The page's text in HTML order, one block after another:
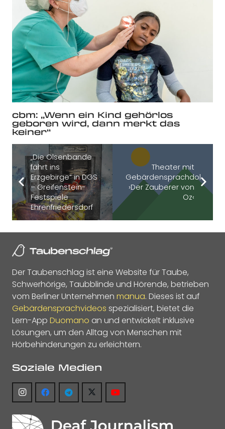
cbm: „Wenn ein Kind gehörlos
geboren wird, dann merkt das
keiner“
„Die Olsenbande
fährt ins
Erzgebirge“ in DGS
– Greifenstein-
Festspiele
Ehrenfriedersdorf
Theater mit
›Der Zauberer von
Oz‹
Der Taubenschlag ist eine Website für Taube,
Schwerhörige, Taubblinde und Hörende, betrieben
vom Berliner Unternehmen manua. Dieses ist auf
Gebärdensprachvideos spezialisiert, bietet die
Lern-App Duomano an und entwickelt inklusive
Lösungen, um den Alltag von Menschen mit
Hörbehinderungen zu erleichtern.
Soziale Medien